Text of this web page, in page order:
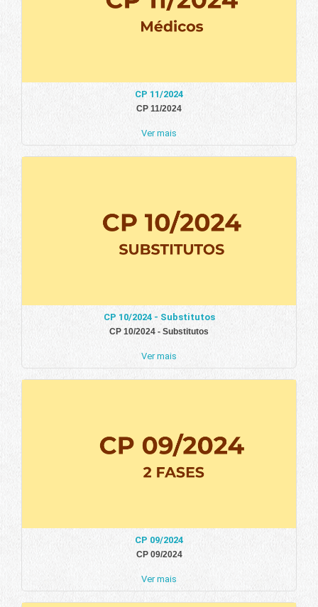
CP 11/2024
CP 11/2024
Ver mais
CP 10/2024 - Substitutos
CP 10/2024 - Substitutos
Ver mais
CP 09/2024
CP 09/2024
Ver mais